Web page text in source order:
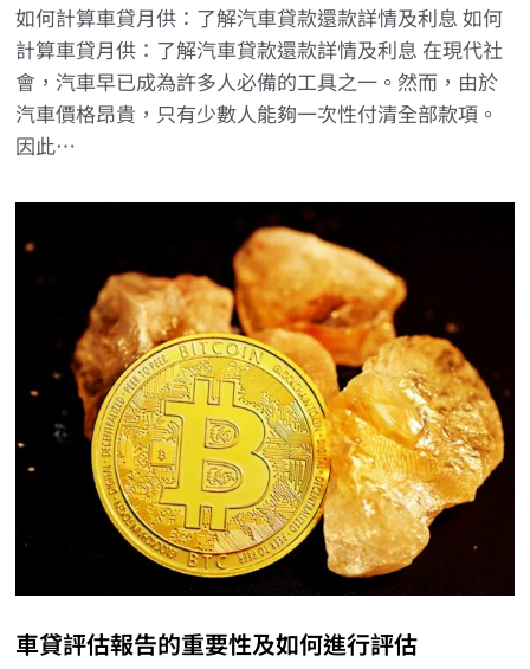
如何計算車貸月供：了解汽車貸款還款詳情及利息 如何
計算車貸月供：了解汽車貸款還款詳情及利息 在現代社
會，汽車早已成為許多人必備的工具之一。然而，由於
汽車價格昂貴，只有少數人能夠一次性付清全部款項。
因此…
車貸評估報告的重要性及如何進行評估